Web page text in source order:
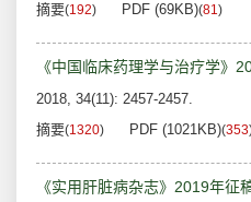
摘要(192) PDF (69KB)(81)
《中国临床药理学与治疗学》
2018, 34(11): 2457-2457.
摘要(1320) PDF (1021KB)(353
《实用肝脏病杂志》2019年征